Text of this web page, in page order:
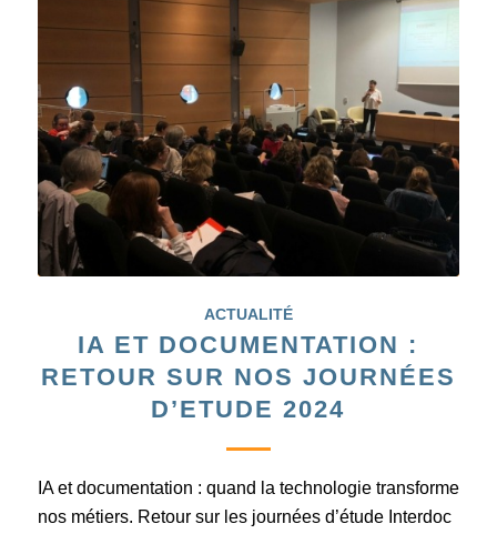
ACTUALITÉ
IA ET DOCUMENTATION :
RETOUR SUR NOS JOURNÉES
D’ETUDE 2024
IA et documentation : quand la technologie transforme
nos métiers. Retour sur les journées d’étude Interdoc